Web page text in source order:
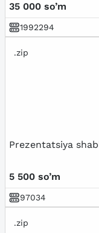
35 000 so’m
1992294
.zip
Prezentatsiya
5 500 so’m
97034
.zip